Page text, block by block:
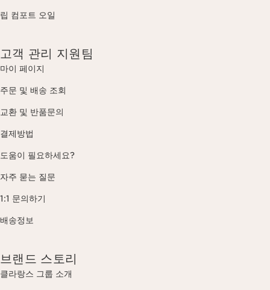
립 컴포트 오일
고객 관리 지원팀
마이 페이지
주문 및 배송 조회
교환 및 반품문의
결제방법
도움이 필요하세요?
자주 묻는 질문
1:1 문의하기
배송정보
브랜드 스토리
클라랑스 그룹 소개